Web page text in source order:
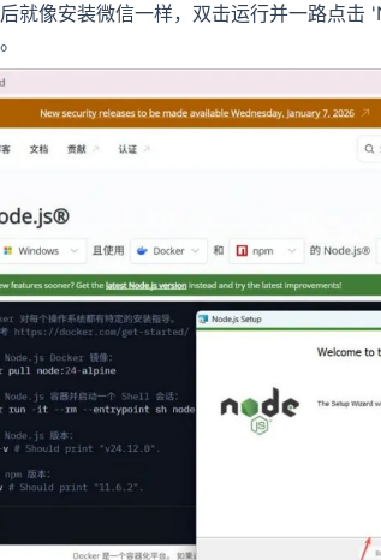
就像安装微信一样，双击运行并一路点击